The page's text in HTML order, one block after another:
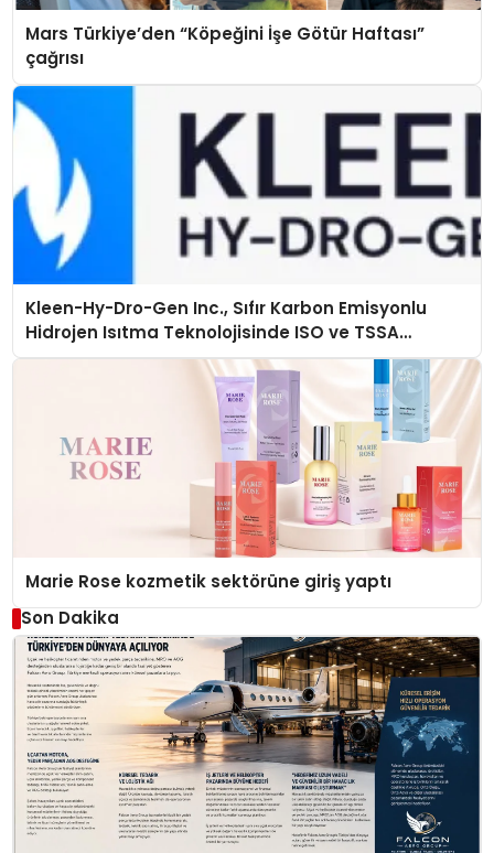
Mars Türkiye’den “Köpeğini İşe Götür Haftası”
çağrısı
Kleen-Hy-Dro-Gen Inc., Sıfır Karbon Emisyonlu
Hidrojen Isıtma Teknolojisinde ISO ve TSSA
Düzenleyici Onaylarını Aldı
Marie Rose kozmetik sektörüne giriş yaptı
Son Dakika